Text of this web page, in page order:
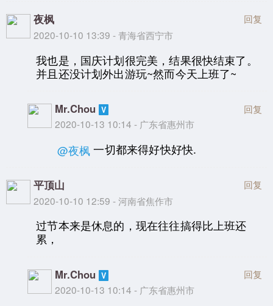
夜枫
2020-10-10 13:39 - 青海省西宁市
回复
我也是，国庆计划很完美，结果很快结束了。
并且还没计划外出游玩~然而今天上班了~
Mr.Chou
2020-10-13 10:14 - 广东省惠州市
回复
@夜枫 一切都来得好快好快.
平顶山
2020-10-10 12:59 - 河南省焦作市
回复
过节本来是休息的，现在往往搞得比上班还
累，
Mr.Chou
2020-10-13 10:14 - 广东省惠州市
回复